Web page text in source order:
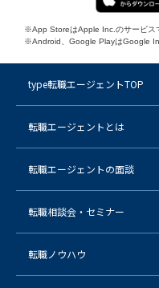
※App StoreはApple Inc.のサービス
※Android、Google PlayはGoogle
type転職エージェントTOP
転職エージェントとは
転職エージェントの面談
転職相談会・セミナー
転職ノウハウ